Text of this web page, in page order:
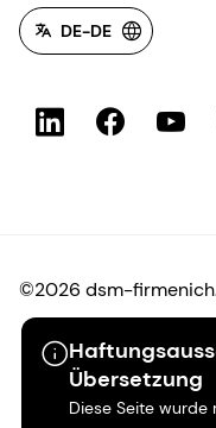
Übersetzung
Diese Seite
DE-DE
©2026 dsm-
Hinweis zum
Bedingungen für die